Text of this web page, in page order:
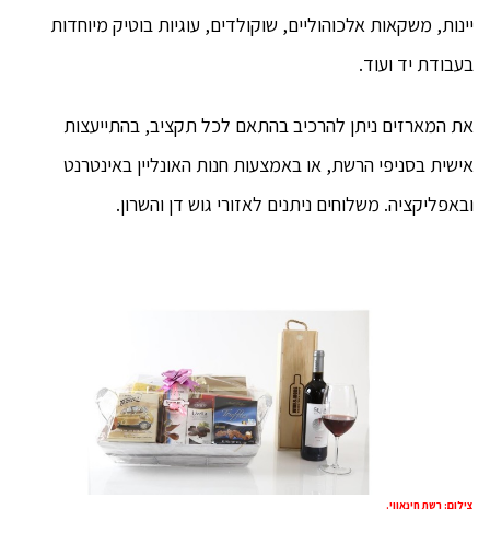
יינות, משקאות אלכוהוליים, שוקולדים, עוגיות בוטיק מיוחדות
בעבודת יד ועוד.
את המארזים ניתן להרכיב בהתאם לכל תקציב, בהתייעצות
אישית בסניפי הרשת, או באמצעות חנות האונליין באינטרנט
ובאפליקציה. משלוחים ניתנים לאזורי גוש דן והשרון.
צילום: רשת חינאווי.